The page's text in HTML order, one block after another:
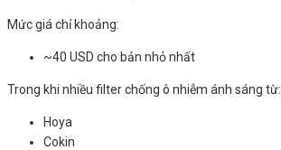
Mức giá chỉ khoảng:
~40 USD cho bản nhỏ nhất
Trong khi nhiều filter chống ô nhiễm ánh sáng từ:
Hoya
Cokin